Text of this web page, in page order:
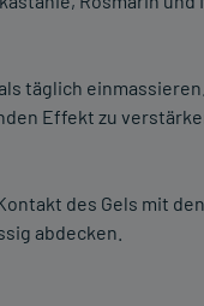
täglich einmassieren.
Effekt zu
des Gels mit
abdecken.